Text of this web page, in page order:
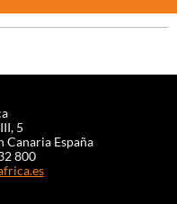
5
Canaria España
800